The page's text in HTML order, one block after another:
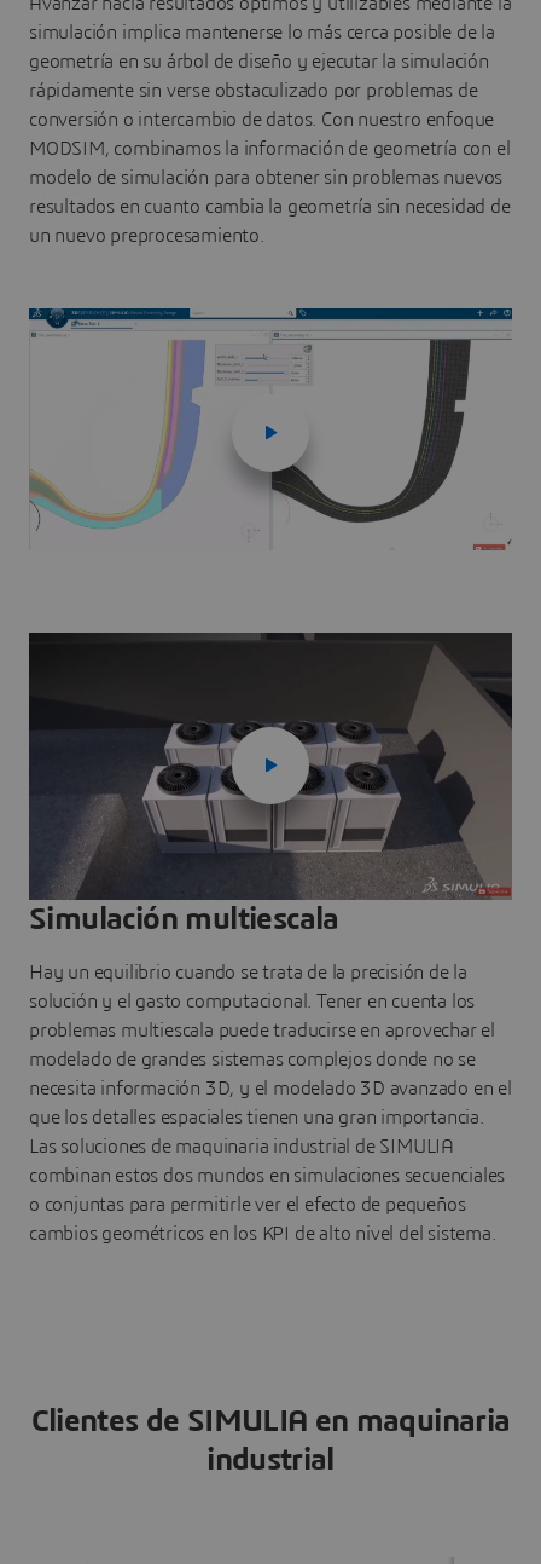
simulación implica mantenerse lo más cerca posible de la
geometría en su árbol de diseño y ejecutar la simulación
rápidamente sin verse obstaculizado por problemas de
conversión o intercambio de datos. Con nuestro enfoque
MODSIM, combinamos la información de geometría con el
modelo de simulación para obtener sin problemas nuevos
resultados en cuanto cambia la geometría sin necesidad de
un nuevo preprocesamiento.
Simulación multiescala
Hay un equilibrio cuando se trata de la precisión de la
solución y el gasto computacional. Tener en cuenta los
problemas multiescala puede traducirse en aprovechar el
modelado de grandes sistemas complejos donde no se
necesita información 3D, y el modelado 3D avanzado en el
que los detalles espaciales tienen una gran importancia.
Las soluciones de maquinaria industrial de SIMULIA
combinan estos dos mundos en simulaciones secuenciales
o conjuntas para permitirle ver el efecto de pequeños
cambios geométricos en los KPI de alto nivel del sistema.
Clientes de SIMULIA en maquinaria
industrial